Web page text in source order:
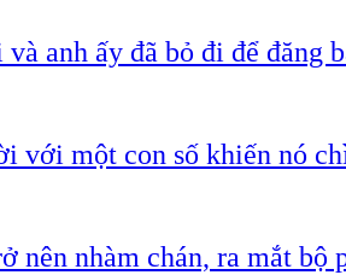
anh ấy đã bỏ đi để đăng
với một con số khiến nó
nên nhàm chán, ra mắt bộ